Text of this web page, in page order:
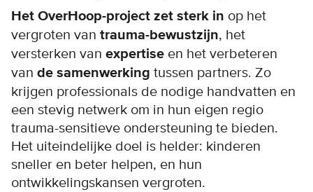
Het OverHoop-project zet sterk in op het
vergroten van trauma-bewustzijn, het
versterken van expertise en het verbeteren
van de samenwerking tussen partners. Zo
krijgen professionals de nodige handvatten en
een stevig netwerk om in hun eigen regio
trauma-sensitieve ondersteuning te bieden.
Het uiteindelijke doel is helder: kinderen
sneller en beter helpen, en hun
ontwikkelingskansen vergroten.